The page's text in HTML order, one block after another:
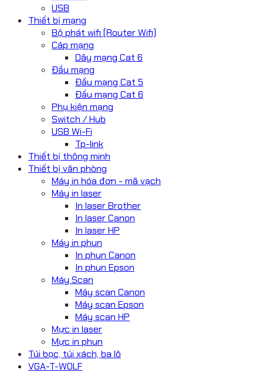
USB
Thiết bị mạng
Bộ phát wifi (Router Wifi)
Cáp mạng
Dây mạng Cat 6
Đầu mạng
Đầu mạng Cat 5
Đầu mạng Cat 6
Phụ kiện mạng
Switch / Hub
USB Wi-Fi
Tp-link
Thiết bị thông minh
Thiết bị văn phòng
Máy in hóa đơn - mã vạch
Máy in laser
In laser Brother
In laser Canon
In laser HP
Máy in phun
In phun Canon
In phun Epson
Máy Scan
Máy scan Canon
Máy scan Epson
Máy scan HP
Mực in laser
Mực in phun
Túi bọc, túi xách, ba lô
VGA-T-WOLF